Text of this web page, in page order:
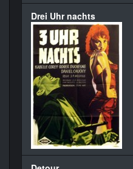
Drei Uhr nachts